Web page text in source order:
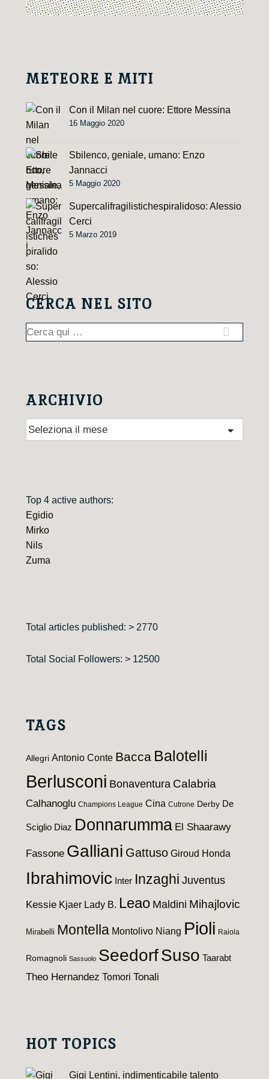
METEORE E MITI
Con il Milan nel cuore: Ettore Messina
16 Maggio 2020
Sbilenco, geniale, umano: Enzo
Jannacci
5 Maggio 2020
Supercalifragilistichespiralidoso: Alessio
Cerci
5 Marzo 2019
CERCA NEL SITO
Cerca:
ARCHIVIO
Archivio
Top 4 active authors:
Egidio
Mirko
Nils
Zuma
Total articles published: > 2770
Total Social Followers: > 12500
TAGS
Allegri Antonio Conte Bacca Balotelli
Berlusconi Bonaventura Calabria
Calhanoglu Champions League Cina Cutrone Derby De
Sciglio Diaz Donnarumma El Shaarawy
Fassone Galliani Gattuso Giroud Honda
Ibrahimovic Inter Inzaghi Juventus
Kessie Kjaer Lady B. Leao Maldini Mihajlovic
Mirabelli Montella Montolivo Niang Pioli Raiola
Romagnoli Sassuolo SeedorfSuso Taarabt
Theo Hernandez Tomori Tonali
HOT TOPICS
Gigi Lentini, indimenticabile talento